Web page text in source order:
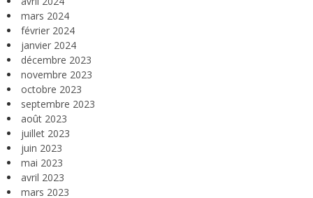
mars 2024
février 2024
janvier 2024
décembre 2023
novembre 2023
octobre 2023
septembre 2023
août 2023
juillet 2023
juin 2023
mai 2023
avril 2023
mars 2023